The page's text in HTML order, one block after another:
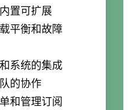
置可扩展
平衡和故障
系统的集成
的协作
和管理订阅